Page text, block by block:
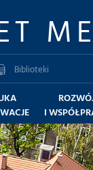
Biblioteki
I